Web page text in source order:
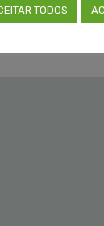
TODOS